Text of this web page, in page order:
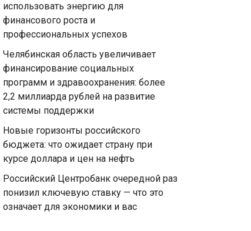
использовать энергию для
финансового роста и
профессиональных успехов
Челябинская область увеличивает
финансирование социальных
программ и здравоохранения: более
2,2 миллиарда рублей на развитие
системы поддержки
Новые горизонты российского
бюджета: что ожидает страну при
курсе доллара и цен на нефть
Российский Центробанк очередной раз
понизил ключевую ставку — что это
означает для экономики и вас